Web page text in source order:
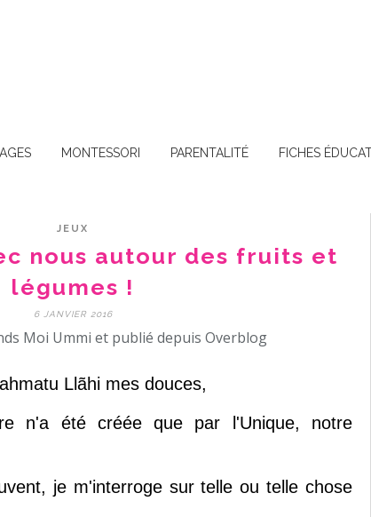
MONTESSORI PARENTALITÉ FICHES
JEUX
nous autour des fruits et
légumes !
6 JANVIER 2016
Moi Ummi et publié depuis Overblog
Llãhi mes douces,
n'a été créée que par l'Unique, notre
je m'interroge sur telle ou telle chose